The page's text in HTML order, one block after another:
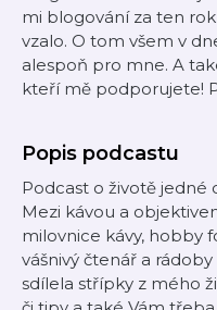
mi blogování za ten
vzalo. O tom všem v
alespoň pro mne. A
kteří mě podporujete!
Popis podcastu
Podcast o životě jedné
Mezi kávou a
milovnice kávy, hobby
vášnivý čtenář a
sdílela střípky z mého